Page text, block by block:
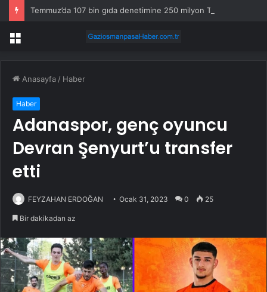
Menü
Anasayfa / Haber
Haber
Adanaspor, genç oyuncu
Devran Şenyurt’u transfer
etti
FEYZAHAN ERDOĞAN Ocak 31, 2023 0 25
Bir dakikadan az